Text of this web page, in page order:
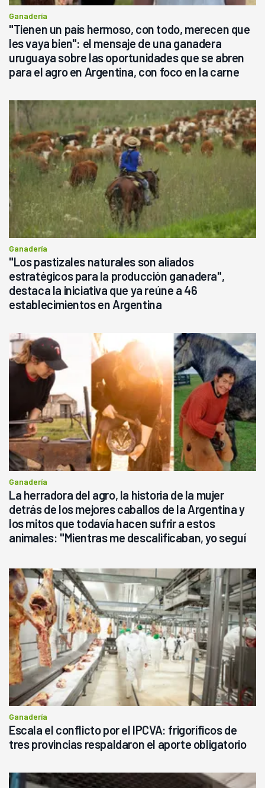
Ganadería
"Tienen un país hermoso, con todo, merecen que
les vaya bien": el mensaje de una ganadera
uruguaya sobre las oportunidades que se abren
para el agro en Argentina, con foco en la carne
Ganadería
"Los pastizales naturales son aliados
estratégicos para la producción ganadera",
destaca la iniciativa que ya reúne a 46
establecimientos en Argentina
Ganadería
La herradora del agro, la historia de la mujer
detrás de los mejores caballos de la Argentina y
los mitos que todavía hacen sufrir a estos
animales: "Mientras me descalificaban, yo seguí
Ganadería
Escala el conflicto por el IPCVA: frigoríficos de
tres provincias respaldaron el aporte obligatorio